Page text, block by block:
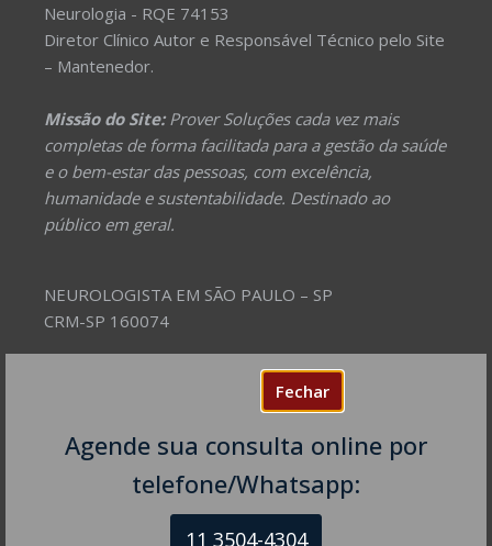
Fechar
Agende sua consulta online por
telefone/Whatsapp:
11 3504-4304
Neurologia - RQE 74153
Diretor Clínico Autor e Responsável Técnico pelo Site
– Mantenedor.
Missão do Site:Prover Soluções cada vez mais
completas de forma facilitada para a gestão da saúde
e o bem-estar das pessoas, com excelência,
humanidade e sustentabilidade. Destinado ao
público em geral.
NEUROLOGISTA EM SÃO PAULO – SP
CRM-SP 160074